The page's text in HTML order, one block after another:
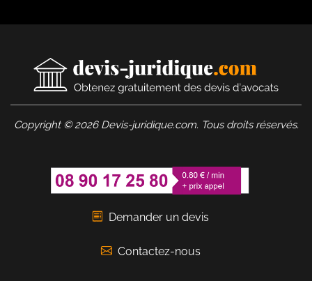
Copyright © 2026 Devis-juridique.com. Tous droits réservés.
Demander un devis
Contactez-nous